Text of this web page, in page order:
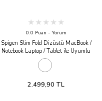
0.0 Puan - Yorum
Spigen Slim Fold Dizüstü MacBook /
Notebook Laptop / Tablet ile Uyumlu
Kaymaz Taban Masa Standı
LD201-S8 Black
2.499,90 TL